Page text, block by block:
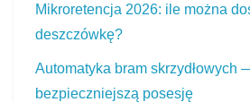
Mikroretencja 2026: ile można
deszczówkę?
Automatyka bram skrzydłowych
bezpieczniejszą posesję